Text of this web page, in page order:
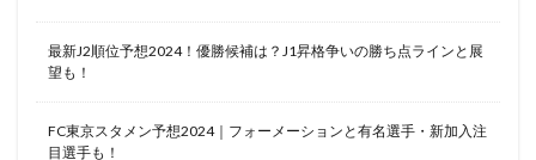
最新J2順位予想2024！優勝候補は？J1昇格争いの勝ち点ラインと展
望も！
FC東京スタメン予想2024｜フォーメーションと有名選手・新加入注
目選手も！